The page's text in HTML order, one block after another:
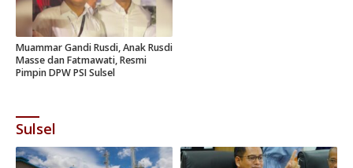
Muammar Gandi Rusdi, Anak Rusdi
Masse dan Fatmawati, Resmi
Pimpin DPW PSI Sulsel
Sulsel